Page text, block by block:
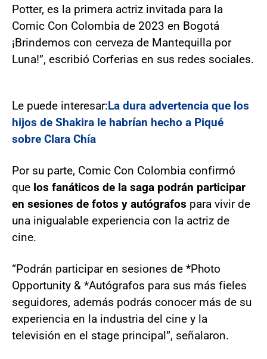
Potter, es la primera actriz invitada para la
Comic Con Colombia de 2023 en Bogotá
¡Brindemos con cerveza de Mantequilla por
Luna!”, escribió Corferias en sus redes sociales.
Le puede interesar:La dura advertencia que los
hijos de Shakira le habrían hecho a Piqué
sobre Clara Chía
Por su parte, Comic Con Colombia confirmó
que los fanáticos de la saga podrán participar
en sesiones de fotos y autógrafos para vivir de
una inigualable experiencia con la actriz de
cine.
“Podrán participar en sesiones de *Photo
Opportunity & *Autógrafos para sus más fieles
seguidores, además podrás conocer más de su
experiencia en la industria del cine y la
televisión en el stage principal”, señalaron.